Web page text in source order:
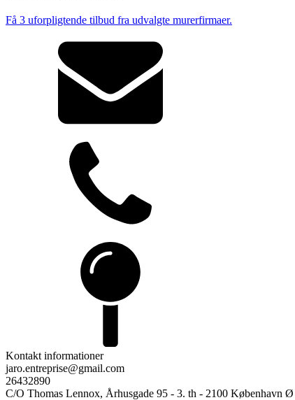
Få 3 uforpligtende tilbud fra udvalgte murerfirmaer.
Kontakt informationer
jaro.entreprise@gmail.com
26432890
C/O Thomas Lennox, Århusgade 95 - 3. th - 2100 København Ø